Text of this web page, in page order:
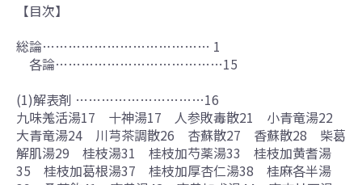
【目次】
総論………………………………… 1
各論…………………………………15
(1)解表剤 …………………………16
九味羗活湯17 十神湯17 人参敗毒散21 小青竜湯22
大青竜湯24 川芎茶調散26 杏蘇散27 香蘇散28 柴葛
解肌湯29 桂枝湯31 桂枝加芍薬湯33 桂枝加黄耆湯
35 桂枝加葛根湯37 桂枝加厚杏仁湯38 桂麻各半湯